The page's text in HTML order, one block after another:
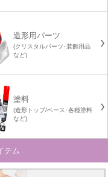
造形用パーツ
(クリスタルパーツ･装飾用品
など)
塗料
(造形トップ/ベース･各種塗料
など)
テム